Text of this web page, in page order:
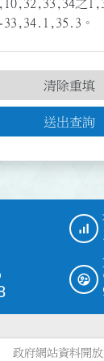
之
。
送出查詢
清除重填
政府網站資料開